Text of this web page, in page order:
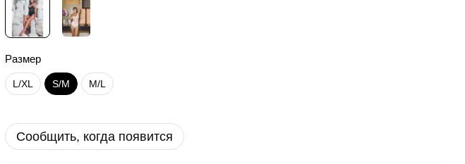
Размер
L/XL S/M M/L
Сообщить, когда появится